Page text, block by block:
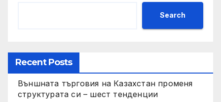
Search
Recent Posts
Външната търговия на Казахстан променя
структурата си – шест тенденции